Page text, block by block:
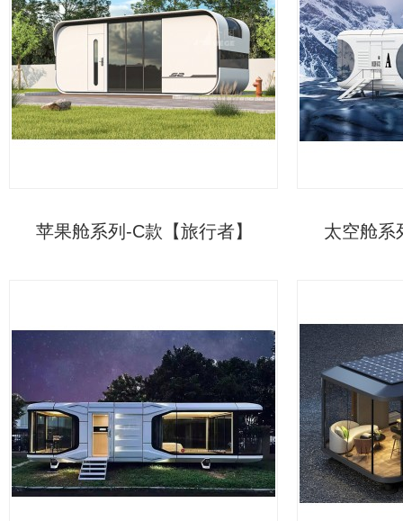
苹果舱系列-C款【旅行者】 太空舱系